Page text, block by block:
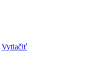
Vytlačiť